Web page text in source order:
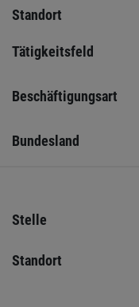
Standort
Tätigkeitsfeld
Beschäftigungsart
Bundesland
Stelle
Standort